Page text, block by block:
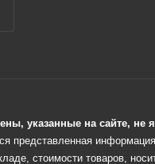
указанные на сайте, не
представленная
стоимости товаров,